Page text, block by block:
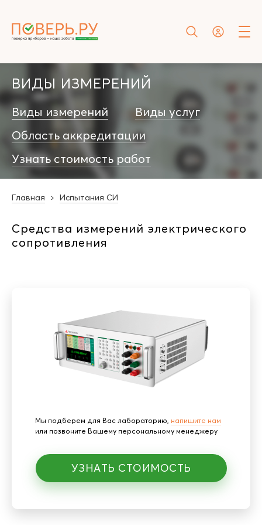
ВИДЫ ИЗМЕРЕНИЙ
Виды измерений
Виды услуг
Область аккредитации
Узнать стоимость работ
Главная Испытания СИ
Средства измерений электрического
сопротивления
Мы подберем для Вас лабораторию, напишите нам
или позвоните Вашему персональному менеджеру
УЗНАТЬ СТОИМОСТЬ